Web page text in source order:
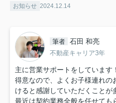
お知らせ 2024.12.14
筆者 石田 和亮
不動産キャリア3年
主に営業サポートをしていま
得意なので、よくお子様連れの
けると感謝していただくことが
最近は契約業務全般を任せても